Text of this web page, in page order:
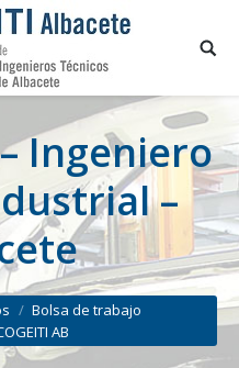
Ingeniero
–
Bolsa de trabajo
AB